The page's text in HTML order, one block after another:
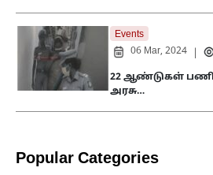
Events
06 Mar, 2024
22 ஆண்டுகள்
அரசு…
Popular Categories